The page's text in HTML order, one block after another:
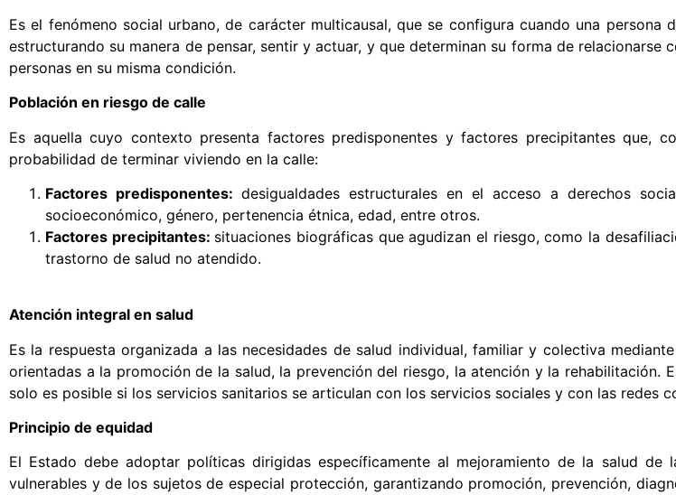
Es el fenómeno social urbano, de carácter multicausal, que se configura cuando una persona
estructurando su manera de pensar, sentir y actuar, y que determinan su forma de
personas en su misma condición.
Población en riesgo de calle
Es aquella cuyo contexto presenta factores predisponentes y factores precipitantes que,
probabilidad de terminar viviendo en la calle:
Factores predisponentes: desigualdades estructurales en el acceso a derechos
socioeconómico, género, pertenencia étnica, edad, entre otros.
Factores precipitantes: situaciones biográficas que agudizan el riesgo, como la
trastorno de salud no atendido.
Atención integral en salud
Es la respuesta organizada a las necesidades de salud individual, familiar y colectiva
orientadas a la promoción de la salud, la prevención del riesgo, la atención y la rehabilitación.
solo es posible si los servicios sanitarios se articulan con los servicios sociales y con las redes
Principio de equidad
El Estado debe adoptar políticas dirigidas específicamente al mejoramiento de la salud de
vulnerables y de los sujetos de especial protección, garantizando promoción, prevención,